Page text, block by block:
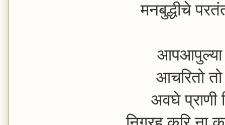
मनबुद्धीचे
आपआपुल्या
आचरितो तो
अवघे प्राणी